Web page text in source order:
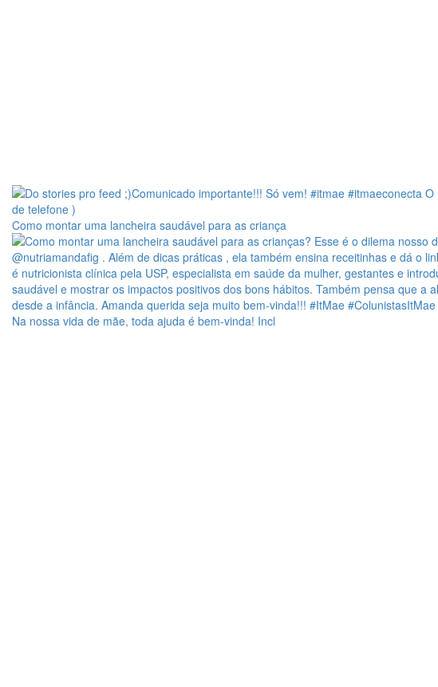
Como montar uma lancheira saudável para as criança
Na nossa vida de mãe, toda ajuda é bem-vinda! Incl